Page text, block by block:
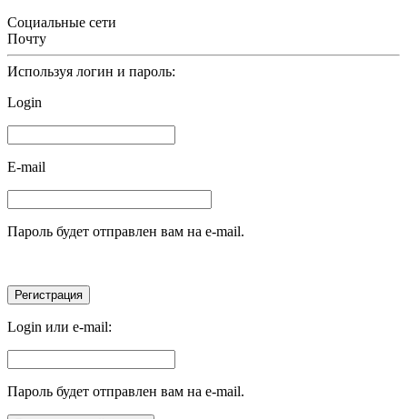
Социальные сети
Почту
Используя логин и пароль:
Login
E-mail
Пароль будет отправлен вам на e-mail.
Login или e-mail:
Пароль будет отправлен вам на e-mail.